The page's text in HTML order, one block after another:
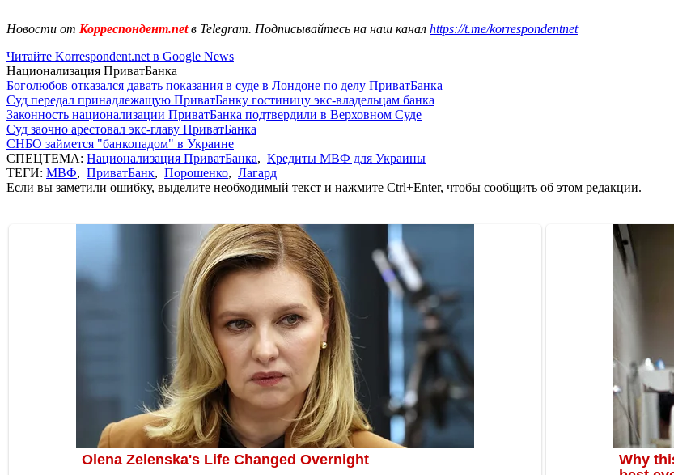
Новости от Корреспондент.netв Telegram. Подписывайтесь на наш канал https://t.me/korrespondentnet
Читайте Korrespondent.net в Google News
Национализация ПриватБанка
Боголюбов отказался давать показания в суде в Лондоне по делу ПриватБанка
Суд передал принадлежащую ПриватБанку гостиницу экс-владельцам банка
Законность национализации ПриватБанка подтвердили в Верховном Суде
Суд заочно арестовал экс-главу ПриватБанка
СНБО займется "банкопадом" в Украине
СПЕЦТЕМА: Национализация ПриватБанка, Кредиты МВФ для Украины
ТЕГИ: МВФ, ПриватБанк, Порошенко, Лагард
Если вы заметили ошибку, выделите необходимый текст и нажмите Ctrl+Enter, чтобы сообщить об этом редакции.